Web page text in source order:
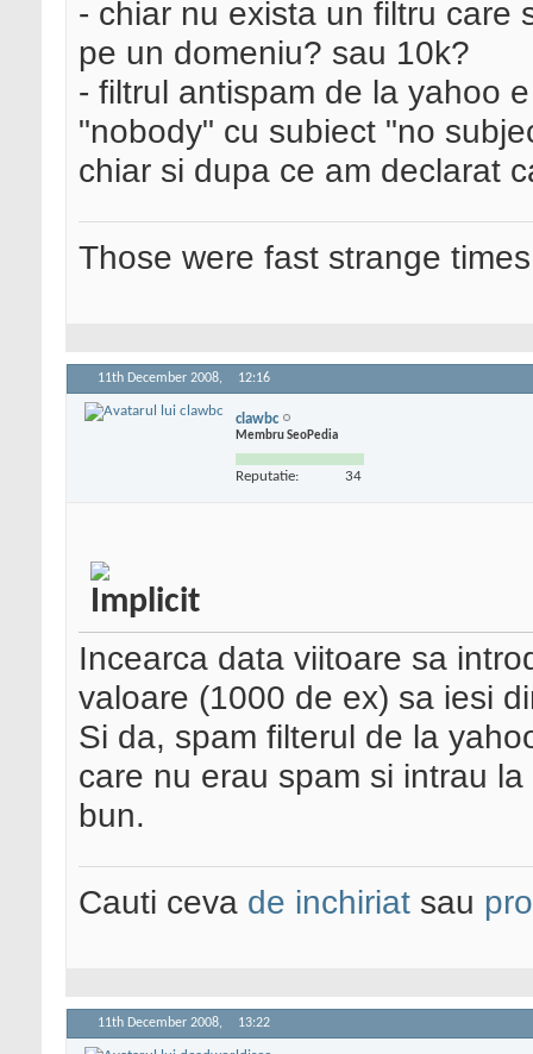
- chiar nu exista un filtru care
pe un domeniu? sau 10k?
- filtrul antispam de la yahoo
"nobody" cu subiect "no
chiar si dupa ce am declarat
Those were fast strange
11th December 2008, 12:16
clawbc
Membru SeoPedia
Reputatie: 34
Incearca data viitoare sa
valoare (1000 de ex) sa iesi
Si da, spam filterul de la
care nu erau spam si intrau
bun.
Cauti ceva de inchiriat sau
11th December 2008, 13:22